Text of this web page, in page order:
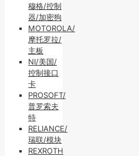
穆格/控制
器/加密狗
MOTOROLA/
摩托罗拉/
主板
NI/美国/
控制接口
卡
PROSOFT/
普罗索夫
特
RELIANCE/
瑞联/模块
REXROTH